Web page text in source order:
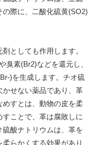
際に、二酸化硫黄(SO2)
としても作用します。
臭素(Br2)などを還元し、
)を生成します。チオ硫
せない薬品であり、革
すとは、動物の皮を柔
ことで、革は腐敗しに
硫酸ナトリウムは、革を
らかくする効果があり